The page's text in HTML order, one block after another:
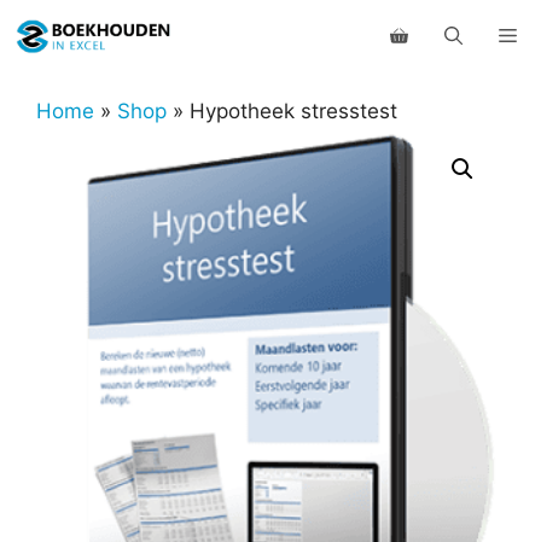
naar
inhoudHome » Shop » Hypotheek stresstest